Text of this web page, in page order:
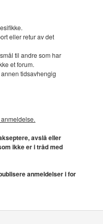
eller retur av det
til andre som har
et forum.
tidsavhengig
avslå eller
ikke er i tråd med
anmeldelser i for